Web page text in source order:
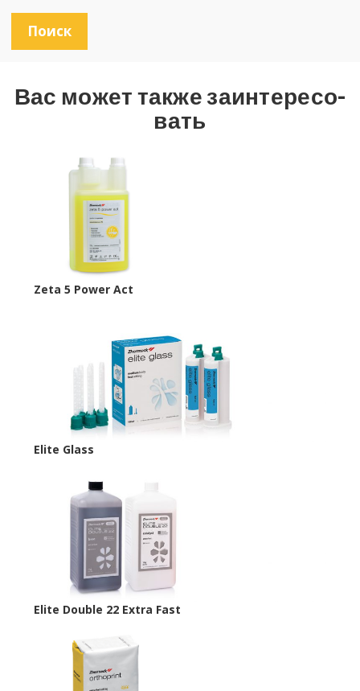
к
Поиск
Вас может также за­ин­те­ре­со­
вать
Zeta 5 Power Act
Elite Glass
Elite Double 22 Extra Fast